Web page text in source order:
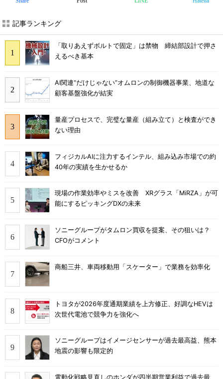
記事ランキング
「取りあえずボルトで固定」は禁物 締結部設計で押さ
えるべき基本
AI関連“だけじゃない”オムロンの制御機器事業、地道な
顧客基盤強化が結実
量産プロセスで、完璧な量産（組み立て）と検査ができ
ない理由
フィジカルAIに注力するインテル、組み込み市場での約
40年の実績を生かせるか
現場の作業効率やミスを改善 XRグラス「MiRZA」が可
能にするピッキングDXの未来
ソニーグループがタムロン買収を提案、その狙いは？
CFOがコメント
商船三井、車両移動用「スケーター」で業務を効率化
トヨタが2026年度通期業績を上方修正、好調なHEVは
次世代電池で競争力を強化へ
ソニーグループはイメージセンサーが過去最高益、熊本
地震の影響も限定的
電動化戦略見直しのホンダが四半期営業利益で過去最